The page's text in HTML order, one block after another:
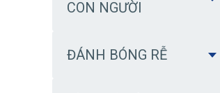
CON NGƯỜI
ĐÁNH BÓNG RỄ